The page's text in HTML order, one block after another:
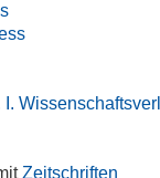
I.
Zeitschriften